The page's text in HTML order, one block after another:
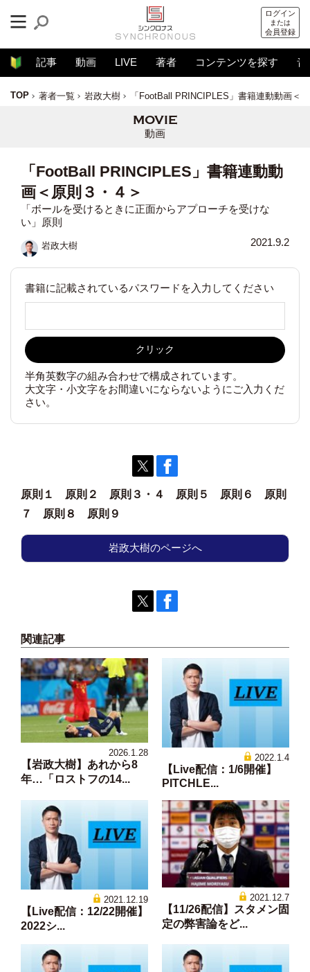
ログイン
または
会員登録
記事 動画 LIVE 著者 コンテンツを探す 音
TOP 著者一覧 岩政大樹 「FootBall PRINCIPLES」書籍連動動画＜
動画
「FootBall PRINCIPLES」書籍連動動
画＜原則３・４＞
「ボールを受けるときに正面からアプローチを受けな
い」原則
岩政大樹 2021.9.2
書籍に記載されているパスワードを入力してください
クリック
半角英数字の組み合わせで構成されています。
大文字・小文字をお間違いにならないようにご入力くだ
さい。
原則１ 原則２ 原則３・４ 原則５ 原則６
原則
７
原則８ 原則９
岩政大樹のページへ
関連記事
2026.1.28
【岩政大樹】あれから8
年…「ロストフの14...
2022.1.4
【Live配信：1/6開催】
PITCHLE...
2021.12.19
【Live配信：12/22開催】
2022シ...
2021.12.7
【11/26配信】スタメン固
定の弊害論をど...